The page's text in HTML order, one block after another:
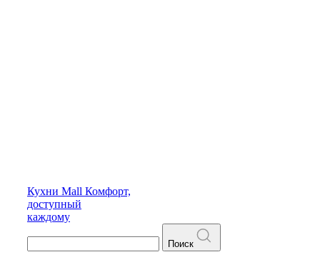
Кухни Mall Комфорт,
доступный
каждому
Поиск